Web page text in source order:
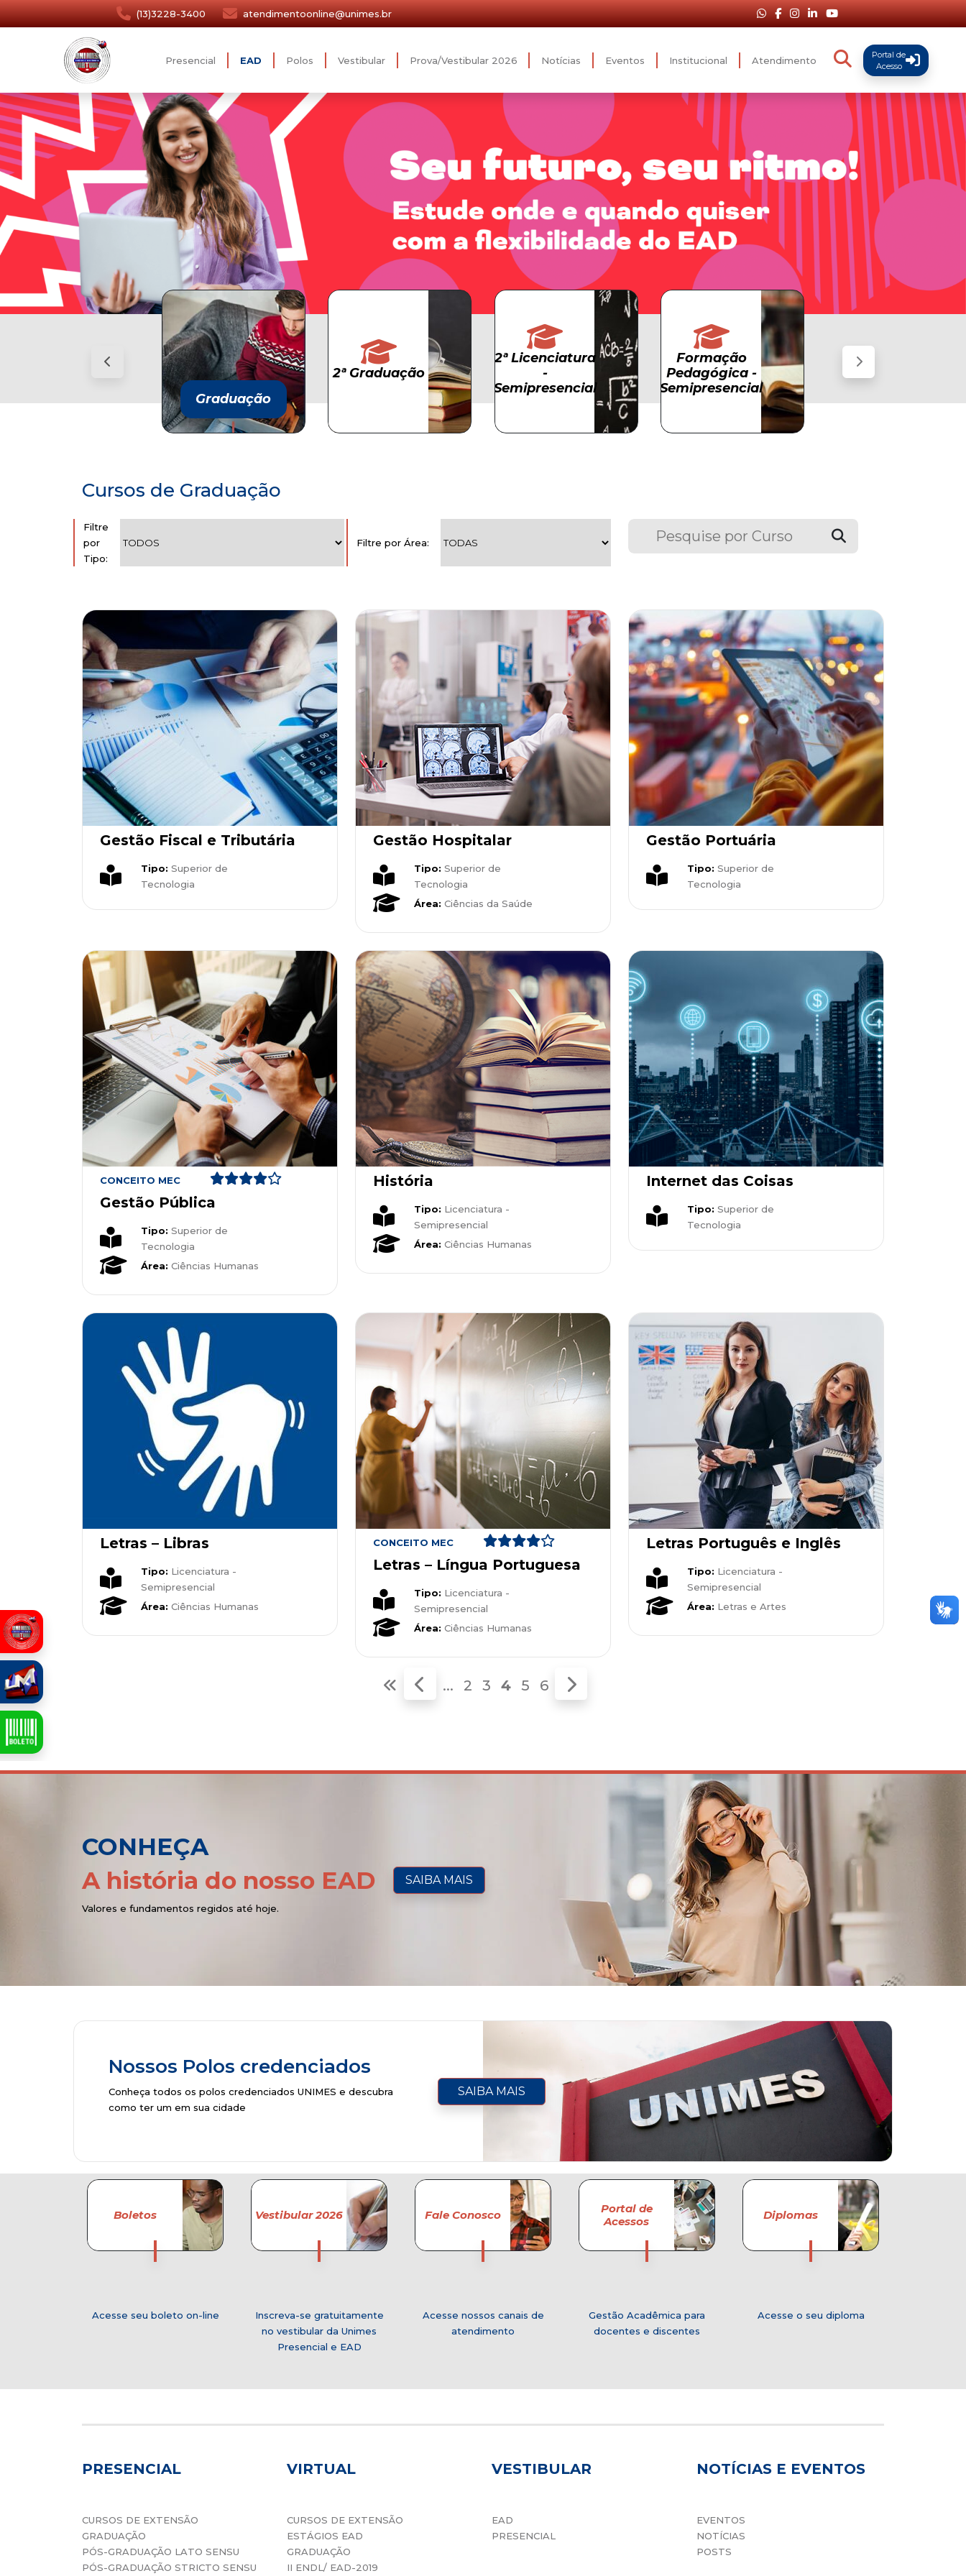
(13)3228-3400 atendimentoonline@unimes.br
Presencial EAD Polos Vestibular Prova/Vestibular 2026 Notícias Eventos Institucional Atendimento
Portal de
Acesso
Graduação
2ª Graduação
2ª
2ª Licenciatura
-
Semipresencial
2ª
Licenciatura
-
Semipresencial
Formação
Pedagógica -
Semipresencial
Formação
Pedagógica
-
Semipresencial
graduação
graduação
Cursos de Graduação
Filtre
por
Tipo:
Filtre por Área:
Gestão Fiscal e Tributária
Tipo:Superior de
Tecnologia
Gestão Hospitalar
Tipo:Superior de
Tecnologia
Área:Ciências da Saúde
Gestão Portuária
Tipo:Superior de
Tecnologia
CONCEITO MEC
Gestão Pública
Tipo:Superior de
Tecnologia
Área:Ciências Humanas
História
Tipo: Licenciatura -
Semipresencial
Área:Ciências Humanas
Internet das Coisas
Tipo:Superior de
Tecnologia
Letras – Libras
Tipo: Licenciatura -
Semipresencial
Área:Ciências Humanas
CONCEITO MEC
Letras – Língua Portuguesa
Tipo: Licenciatura -
Semipresencial
Área:Ciências Humanas
Letras Português e Inglês
Tipo: Licenciatura -
Semipresencial
Área: Letras e Artes
... 2 3 4 5 6
CONHEÇA
A história do nosso EAD
Valores e fundamentos regidos até hoje.
SAIBA MAIS
Nossos Polos credenciados
Conheça todos os polos credenciados UNIMES e descubra
como ter um em sua cidade
SAIBA MAIS
Boletos
Acesse seu boleto on-line
Vestibular 2026
Inscreva-se gratuitamente
no vestibular da Unimes
Presencial e EAD
Fale Conosco
Acesse nossos canais de
atendimento
Portal de
Acessos
Gestão Acadêmica para
docentes e discentes
Diplomas
Acesse o seu diploma
PRESENCIAL
CURSOS DE EXTENSÃO
GRADUAÇÃO
PÓS-GRADUAÇÃO LATO SENSU
PÓS-GRADUAÇÃO STRICTO SENSU
VIRTUAL
CURSOS DE EXTENSÃO
ESTÁGIOS EAD
GRADUAÇÃO
II ENDL/ EAD-2019
VESTIBULAR
EAD
PRESENCIAL
NOTÍCIAS E EVENTOS
EVENTOS
NOTÍCIAS
POSTS